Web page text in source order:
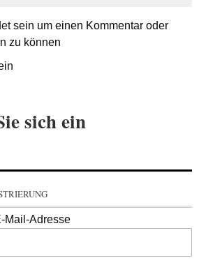
sein um einen Kommentar oder
zu können
sich ein
Mail-Adresse